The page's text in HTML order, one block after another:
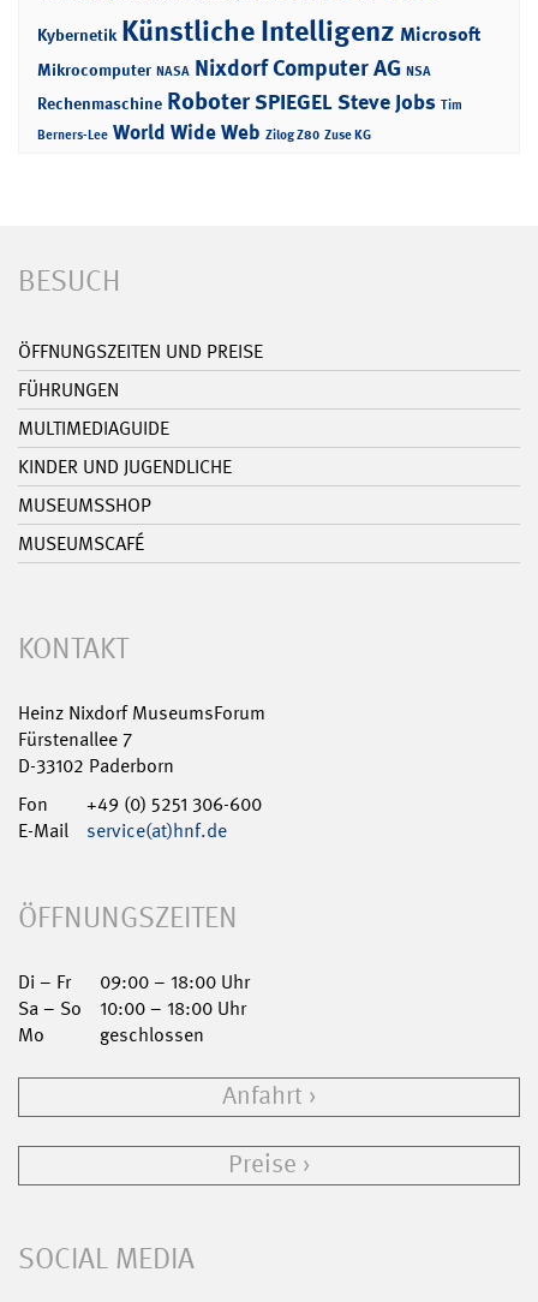
Kybernetik Künstliche Intelligenz Microsoft
Mikrocomputer NASA Nixdorf Computer AG NSA
Rechenmaschine RoboterSPIEGELSteve Jobs Tim
Berners-Lee World Wide Web Zilog Z80 Zuse KG
BESUCH
ÖFFNUNGSZEITEN UND PREISE
FÜHRUNGEN
MULTIMEDIAGUIDE
KINDER UND JUGENDLICHE
MUSEUMSSHOP
MUSEUMSCAFÉ
KONTAKT
Heinz Nixdorf MuseumsForum
Fürstenallee 7
D-33102 Paderborn
Fon
+49 (0) 5251 306-600
E-Mail
service(at)hnf.de
ÖFFNUNGSZEITEN
Di – Fr
09:00 – 18:00 Uhr
Sa – So
10:00 – 18:00 Uhr
Mo
geschlossen
Anfahrt
Preise
SOCIAL MEDIA